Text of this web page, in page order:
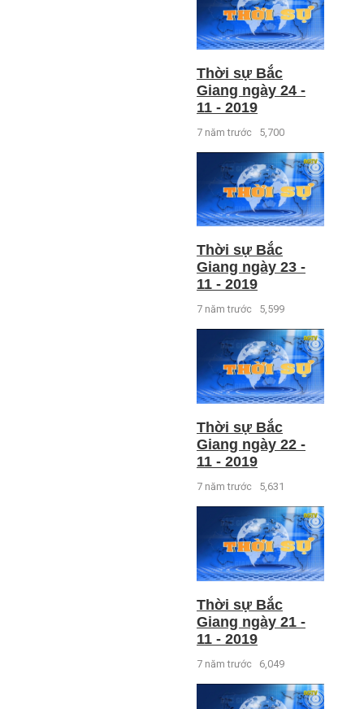
Thời sự Bắc
Giang ngày 24 -
11 - 2019
7 năm trước 5,700
Thời sự Bắc
Giang ngày 23 -
11 - 2019
7 năm trước 5,599
Thời sự Bắc
Giang ngày 22 -
11 - 2019
7 năm trước 5,631
Thời sự Bắc
Giang ngày 21 -
11 - 2019
7 năm trước 6,049